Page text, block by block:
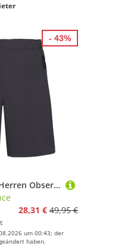
Rock Experience Herren Observer Fast Shorts
28,31 € 49,95 €
um 00:43; der
haben.
- 43%